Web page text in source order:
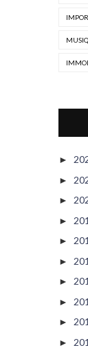
►
►
►
►
►
►
►
►
►
►